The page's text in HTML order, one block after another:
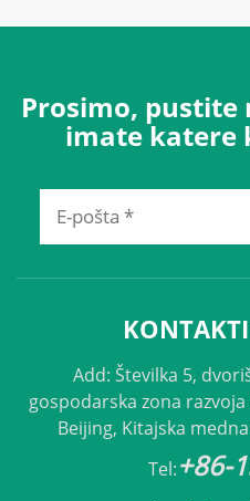
Prosimo, pustite
imate katere
Add: Številka 5,
gospodarska zona
Beijing, Kitajska
Tel:+86-